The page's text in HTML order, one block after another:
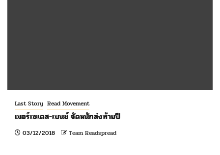
Last Story Read Movement
เมอร์เซเดส-เบนซ์ จัดหนักส่งท้ายปี
03/12/2018 Team Readspread